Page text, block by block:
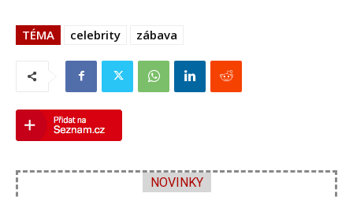
TÉMA celebrity zábava
NOVINKY